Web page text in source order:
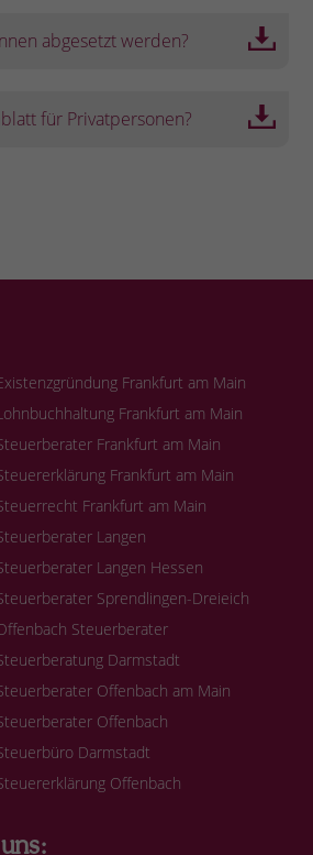
abgesetzt werden?
für Privatpersonen?
Frankfurt am Main
Frankfurt am Main
Frankfurt am Main
Frankfurt am Main
Frankfurt am Main
Langen
Langen Hessen
Sprendlingen-Dreieich
Steuerberater
Darmstadt
Offenbach am Main
Offenbach
Darmstadt
Offenbach